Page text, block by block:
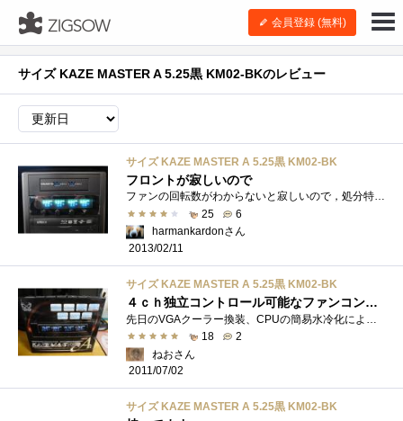
会員登録 (無料)
サイズ KAZE MASTER A 5.25黒 KM02-BKのレビュー
サイズ KAZE MASTER A 5.25黒 KM02-BK
フロントが寂しいので
ファンの回転数がわからないと寂しいので，処分特価品を購入しました．CORSAIRのCC600TMには，４ｃｈのマニアルファンコンが付いているのですが，...
25
6
harmankardonさん
2013/02/11
サイズ KAZE MASTER A 5.25黒 KM02-BK
４ｃｈ独立コントロール可能なファンコンです
18
2
ねおさん
2011/07/02
サイズ KAZE MASTER A 5.25黒 KM02-BK